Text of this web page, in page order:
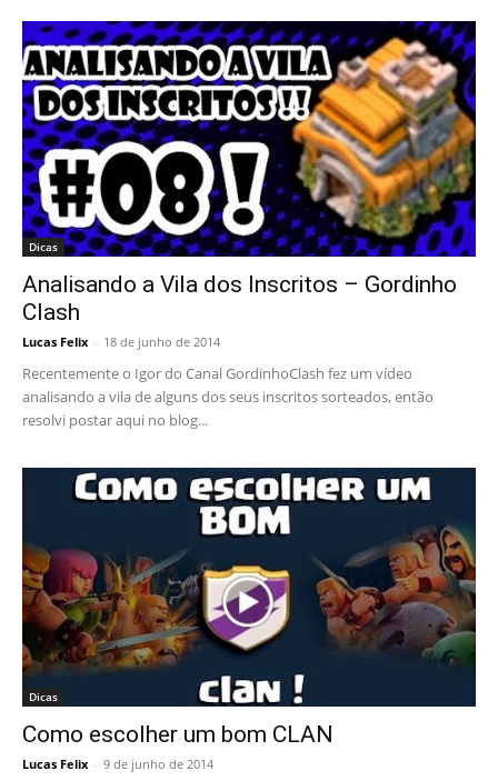
Dicas
Analisando a Vila dos Inscritos – Gordinho
Clash
Lucas Felix - 18 de junho de 2014
Recentemente o Igor do Canal GordinhoClash fez um vídeo
analisando a vila de alguns dos seus inscritos sorteados, então
resolvi postar aqui no blog...
Dicas
Como escolher um bom CLAN
Lucas Felix - 9 de junho de 2014